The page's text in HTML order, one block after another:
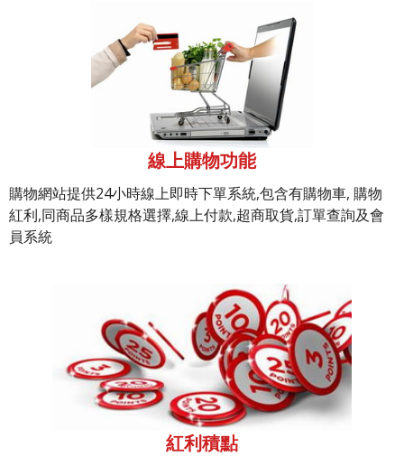
線上購物功能
購物網站提供24小時線上即時下單系統,包含有購物車, 購物
紅利,同商品多樣規格選擇,線上付款,超商取貨,訂單查詢及會
員系統
紅利積點